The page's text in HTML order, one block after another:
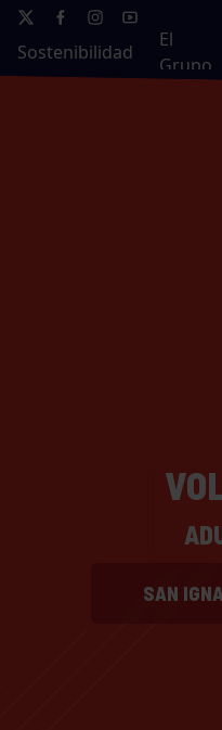
Sostenibilidad
El
Grupo
SAN